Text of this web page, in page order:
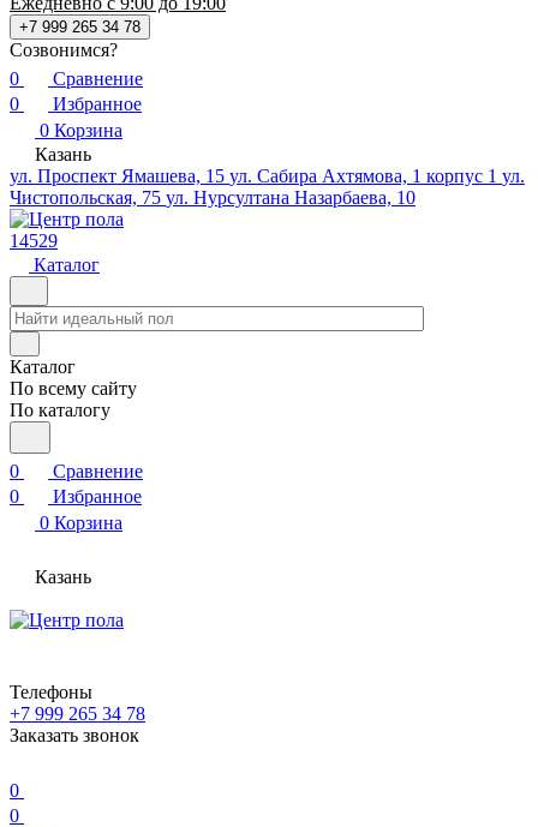
+7 999 265 34 78
Созвонимся?
0
Сравнение
0
Избранное
0 Корзина
Казань
ул. Проспект Ямашева, 15 ул. Сабира Ахтямова, 1 корпус 1 ул.
Чистопольская, 75 ул. Нурсултана Назарбаева, 10
14529
Каталог
Каталог
По всему сайту
По каталогу
0
Сравнение
0
Избранное
0 Корзина
Казань
Телефоны
+7 999 265 34 78
Заказать звонок
0
0